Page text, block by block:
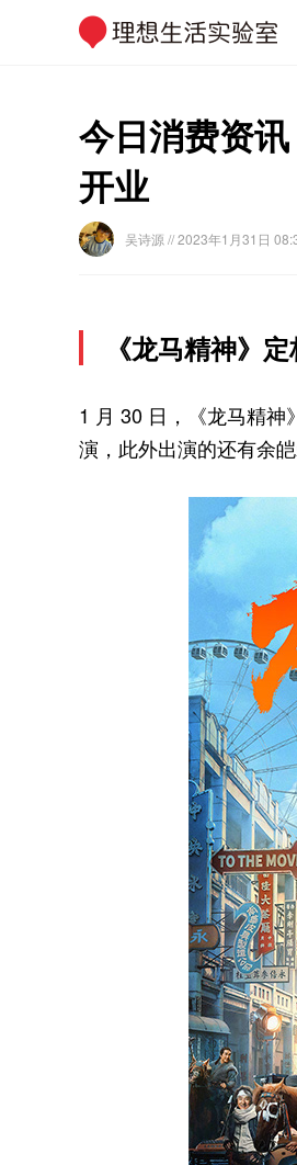
今日消费资
开业
吴诗源 // 2023年1月31日
《龙马精神》
1 月 30 日，《龙马精神
演，此外出演的还有余